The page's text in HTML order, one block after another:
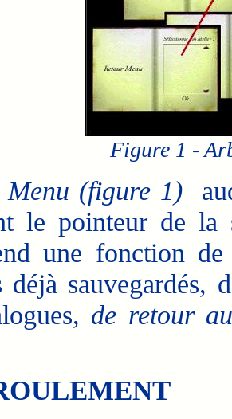
Figure 1 -
Menu (figure 1)
le pointeur de
une fonction
déjà sauvegardés,
de retour